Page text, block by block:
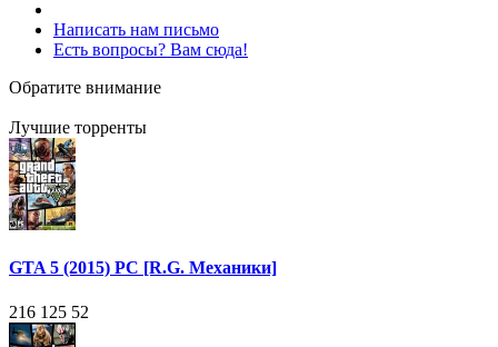
Написать нам письмо
Есть вопросы? Вам сюда!
Обратите внимание
Лучшие торренты
GTA 5 (2015) PC [R.G. Механики]
216 125 52